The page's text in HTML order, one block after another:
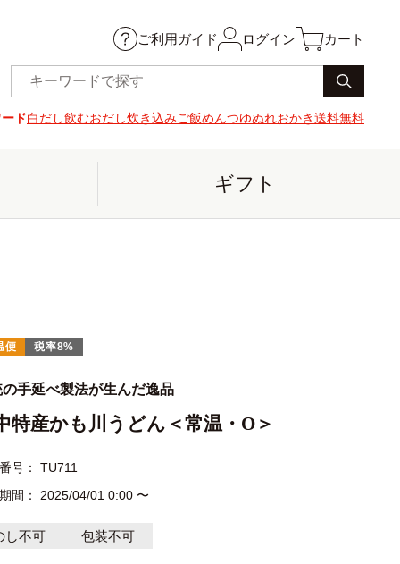
ご利用ガイド ログイン カート
ド白だし飲むおだし炊き込みご飯めんつゆぬれおかき送料無料
ギフト
便 税率8%
手延べ製法が生んだ逸品
特産かも川うどん＜常温・O＞
号
TU711
間
2025/04/01 0:00 〜
し不可 包装不可